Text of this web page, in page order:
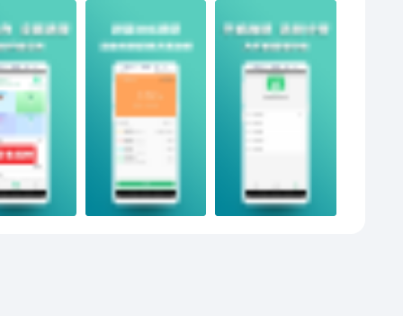
放内存、加速APP运行速度。作用三：（方便管理）
理精简照片、文件，视频让手机管理更加简单。安全
理大师，为您的手机保驾护航！